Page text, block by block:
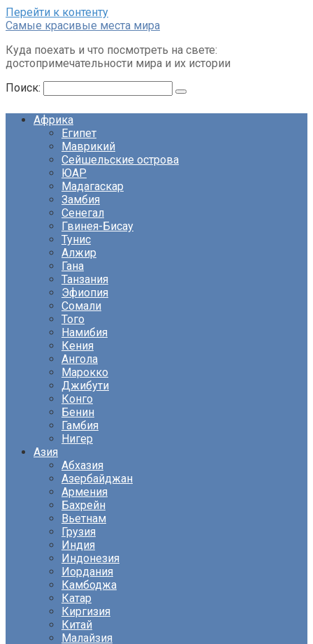
Перейти к контенту
Cамые красивые места мира
Куда поехать и что посмотреть на свете:
достопримечательности мира и их истории
Поиск:
Африка
Египет
Маврикий
Сейшельские острова
ЮАР
Мадагаскар
Замбия
Сенегал
Гвинея-Бисау
Тунис
Алжир
Гана
Танзания
Эфиопия
Сомали
Того
Намибия
Кения
Ангола
Марокко
Джибути
Конго
Бенин
Гамбия
Нигер
Азия
Абхазия
Азербайджан
Армения
Бахрейн
Вьетнам
Грузия
Индия
Индонезия
Иордания
Камбоджа
Катар
Киргизия
Китай
Малайзия